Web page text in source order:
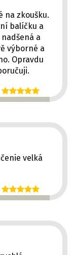
na zkoušku.
balíčku a
a
výborné a
Opravdu
velká